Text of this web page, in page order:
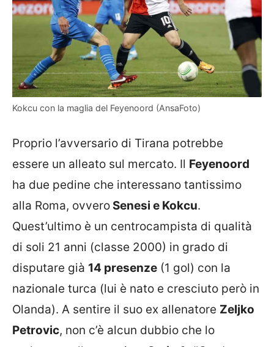
Kokcu con la maglia del Feyenoord (AnsaFoto)
Proprio l’avversario di Tirana potrebbe
essere un alleato sul mercato. Il Feyenoord
ha due pedine che interessano tantissimo
alla Roma, ovvero Senesi e Kokcu.
Quest’ultimo è un centrocampista di qualità
di soli 21 anni (classe 2000) in grado di
disputare già 14 presenze (1 gol) con la
nazionale turca (lui è nato e cresciuto però in
Olanda). A sentire il suo ex allenatore Zeljko
Petrovic, non c’è alcun dubbio che lo